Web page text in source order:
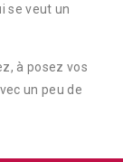
se veut un
à posez vos
un peu de